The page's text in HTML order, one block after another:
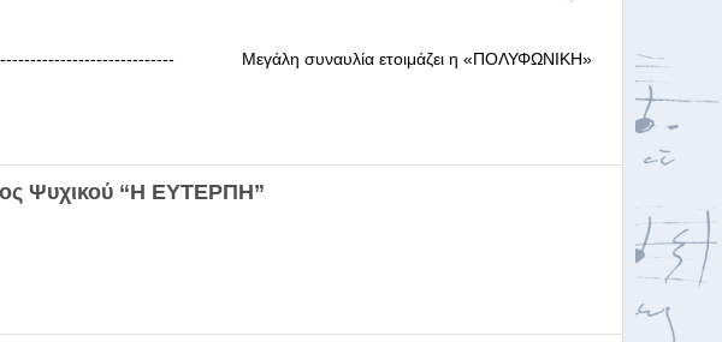
Χορωδιών
Βιωματική διδασκαλία για Μαέστρου...
Μεγάλη συναυλία ετοιμάζει η «ΠΟΛΥΦΩΝΙΚΗ»
Ψυχικού “Η ΕΥΤΕΡΠΗ”